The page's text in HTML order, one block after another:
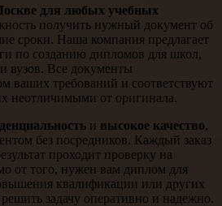
для любых учебных
получить нужный документ об
сроки. Наша компания предлагает
по созданию дипломов для школ,
вузов. Все документы
ваших требований и соответствуют
неотличимыми от оригинала.
и высокое качество,
без посредников. Каждый заказ
проходит проверку на
от того, нужен вам диплом для
квалификации или других
задачу оперативно и надежно.